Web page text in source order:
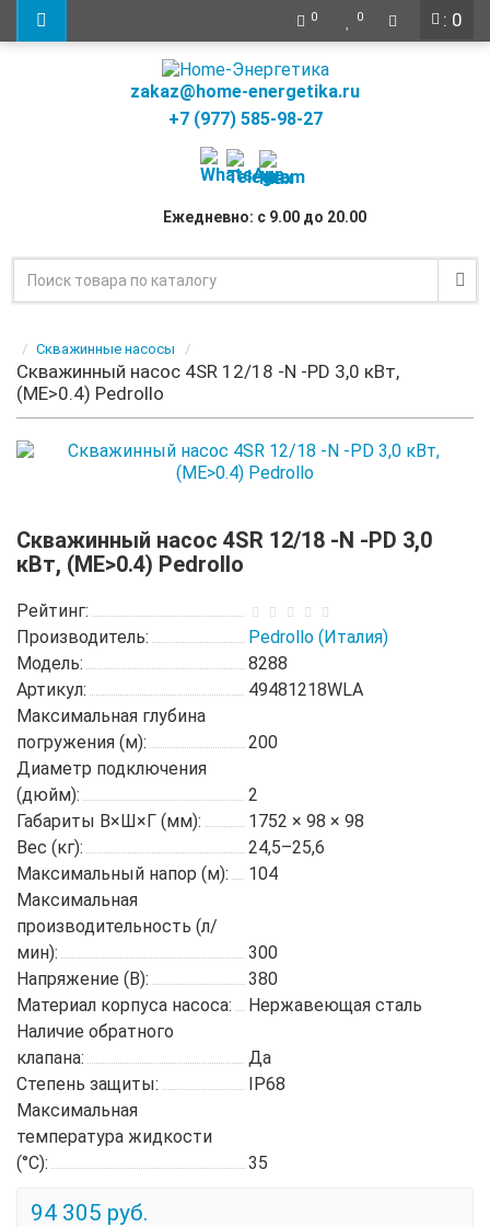
: 0
0 0
zakaz@home-energetika.ru
+7 (977) 585-98-27
Ежедневно: с 9.00 до 20.00
Скважинные насосы
Скважинный насос 4SR 12/18 -N -PD 3,0 кВт,
(ME>0.4) Pedrollo
Скважинный насос 4SR 12/18 -N -PD 3,0
кВт, (ME>0.4) Pedrollo
Рейтинг:
Производитель:
Pedrollo (Италия)
Модель:
8288
Артикул:
49481218WLA
Максимальная глубина
погружения (м):
200
Диаметр подключения
(дюйм):
2
Габариты В×Ш×Г (мм):
1752 × 98 × 98
Вес (кг):
24,5–25,6
Максимальный напор (м):
104
Максимальная
производительность (л/
мин):
300
Напряжение (В):
380
Материал корпуса насоса:
Нержавеющая сталь
Наличие обратного
клапана:
Да
Степень защиты:
IP68
Максимальная
температура жидкости
(°C):
35
94 305 руб.